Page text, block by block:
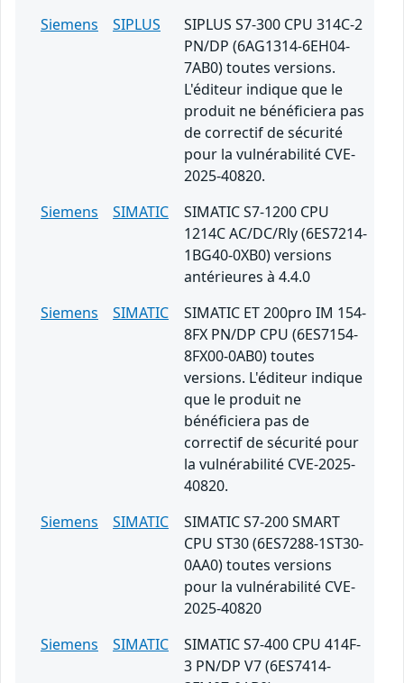
Siemens
SIPLUS
SIPLUS S7-300 CPU 314C-2
PN/DP (6AG1314-6EH04-
7AB0) toutes versions.
L'éditeur indique que le
produit ne bénéficiera pas
de correctif de sécurité
pour la vulnérabilité CVE-
2025-40820.
Siemens
SIMATIC
SIMATIC S7-1200 CPU
1214C AC/DC/Rly (6ES7214-
1BG40-0XB0) versions
antérieures à 4.4.0
Siemens
SIMATIC
SIMATIC ET 200pro IM 154-
8FX PN/DP CPU (6ES7154-
8FX00-0AB0) toutes
versions. L'éditeur indique
que le produit ne
bénéficiera pas de
correctif de sécurité pour
la vulnérabilité CVE-2025-
40820.
Siemens
SIMATIC
SIMATIC S7-200 SMART
CPU ST30 (6ES7288-1ST30-
0AA0) toutes versions
pour la vulnérabilité CVE-
2025-40820
Siemens
SIMATIC
SIMATIC S7-400 CPU 414F-
3 PN/DP V7 (6ES7414-